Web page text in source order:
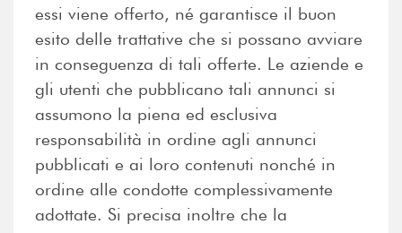
essi viene offerto, né garantisce il buon
esito delle trattative che si possano avviare
in conseguenza di tali offerte. Le aziende e
gli utenti che pubblicano tali annunci si
assumono la piena ed esclusiva
responsabilità in ordine agli annunci
pubblicati e ai loro contenuti nonché in
ordine alle condotte complessivamente
adottate. Si precisa inoltre che la